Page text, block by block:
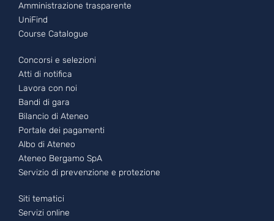
Amministrazione trasparente
UniFind
Course Catalogue
Footer - 2
Concorsi e selezioni
Atti di notifica
Lavora con noi
Bandi di gara
Bilancio di Ateneo
Portale dei pagamenti
Albo di Ateneo
Ateneo Bergamo SpA
Servizio di prevenzione e protezione
Footer - 3
Siti tematici
Servizi online